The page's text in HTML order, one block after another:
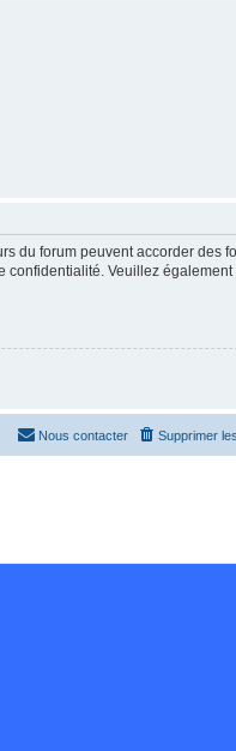
du forum peuvent accorder des
confidentialité. Veuillez
Supprimer
Nous contacter